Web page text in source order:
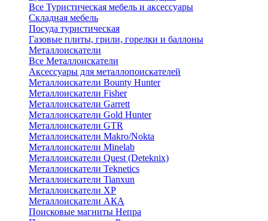
Все Туристическая мебель и аксессуары
Складная мебель
Посуда туристическая
Газовые плиты, грили, горелки и баллоны
Металлоискатели
Все Металлоискатели
Аксессуары для металлопоискателей
Металлоискатели Bounty Hunter
Металлоискатели Fisher
Металлоискатели Garrett
Металлоискатели Gold Hunter
Металлоискатели GTR
Металлоискатели Makro/Nokta
Металлоискатели Minelab
Металлоискатели Quest (Deteknix)
Металлоискатели Teknetics
Металлоискатели Tianxun
Металлоискатели XP
Металлоискатели АКА
Поисковые магниты Непра